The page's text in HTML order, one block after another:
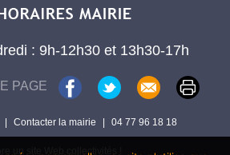
: 9h-12h30 et 13h30-17h
PAGE
| Contacter la mairie | 04 77 96 18 18
un site Web collectivités !